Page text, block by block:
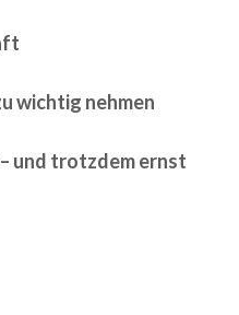
wichtig nehmen
und trotzdem ernst